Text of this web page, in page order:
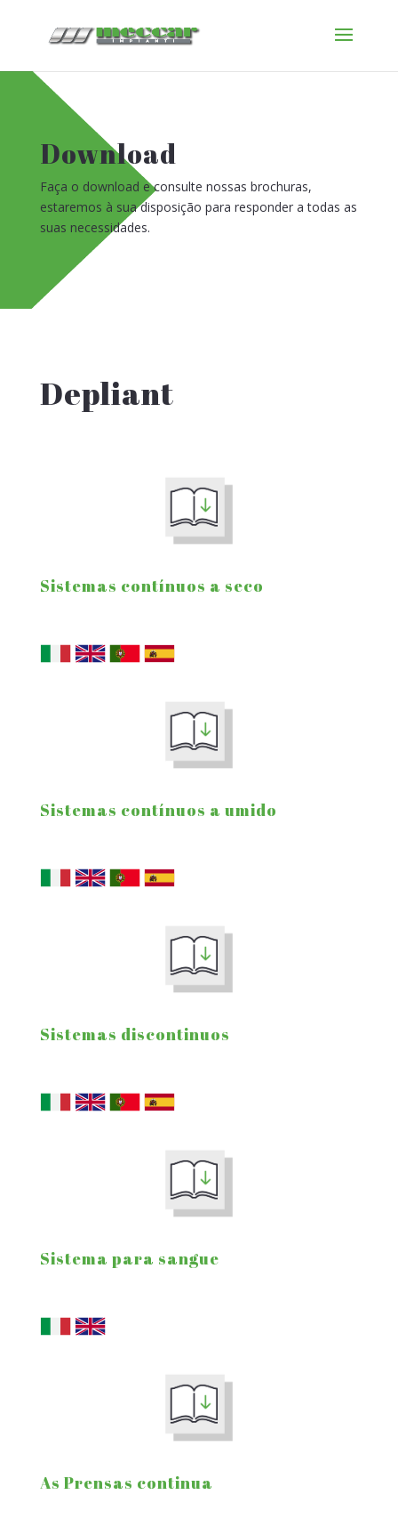
Download
Faça o download e consulte nossas brochuras,
estaremos à sua disposição para responder a todas as
suas necessidades.
Depliant
Sistemas contínuos a seco
Sistemas contínuos a umido
Sistemas discontinuos
Sistema para sangue
As Prensas continua